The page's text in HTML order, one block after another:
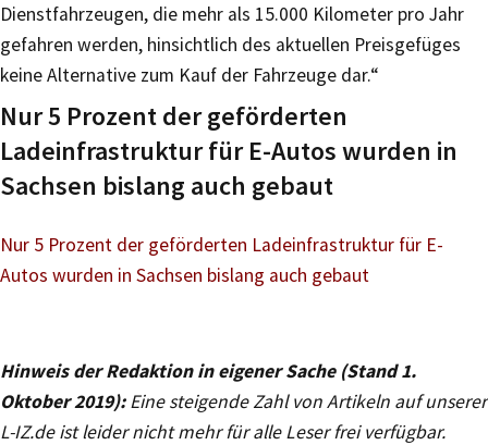
Dienstfahrzeugen, die mehr als 15.000 Kilometer pro Jahr
gefahren werden, hinsichtlich des aktuellen Preisgefüges
keine Alternative zum Kauf der Fahrzeuge dar.“
Nur 5 Prozent der geförderten
Ladeinfrastruktur für E-Autos wurden in
Sachsen bislang auch gebaut
Nur 5 Prozent der geförderten Ladeinfrastruktur für E-
Autos wurden in Sachsen bislang auch gebaut
Hinweis der Redaktion in eigener Sache (Stand 1.
Oktober 2019):Eine steigende Zahl von Artikeln auf unserer
L-IZ.de ist leider nicht mehr für alle Leser frei verfügbar.